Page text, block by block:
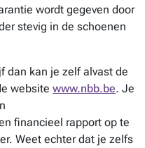
wordt gegeven door
stevig in de schoenen
dan kan je zelf alvast de
website www.nbb.be. Je
financieel rapport op te
Weet echter dat je zelfs